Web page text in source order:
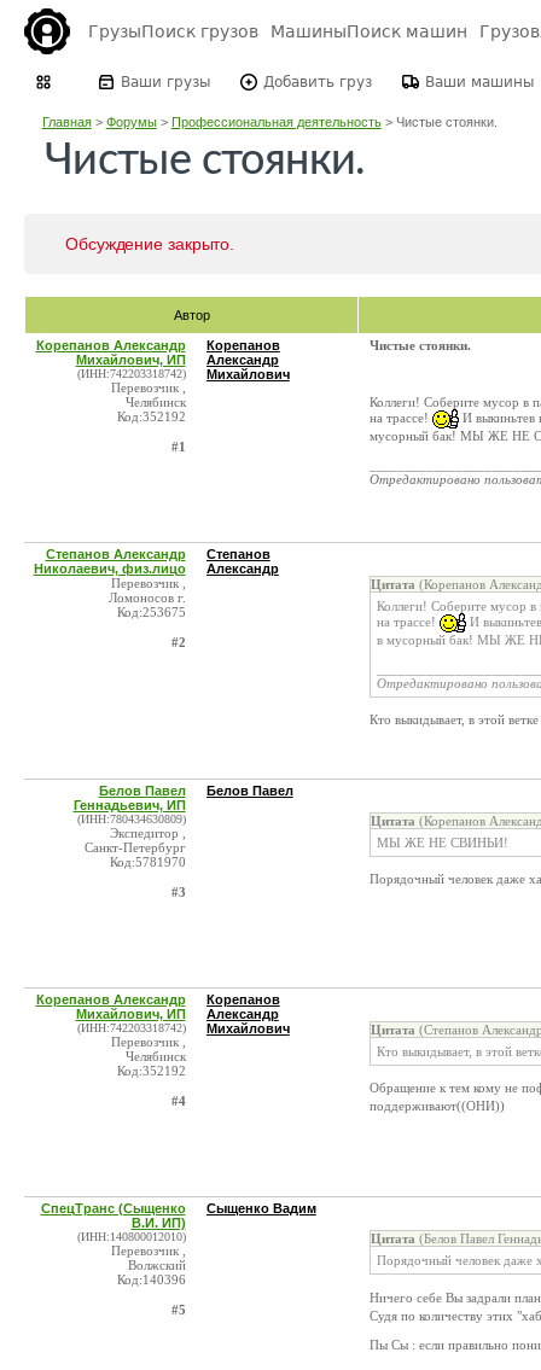
ГрузыПоиск грузов МашиныПоиск машин
Ваши грузы Добавить груз Ваши машины
Главная> Форумы> Профессиональная деятельность> Чистые стоянки.
Чистые стоянки.
Обсуждение закрыто.
Автор
Корепанов Александр
Михайлович, ИП
(ИНН:742203318742)
Перевозчик ,
Челябинск
Код:352192
#1
Корепанов
Александр
Михайлович
Чистые стоянки.
Коллеги! Соберите мусор в
на трассе!
И выкиньтев
мусорный бак! МЫ ЖЕ НЕ
Отредактировано
Степанов Александр
Николаевич, физ.лицо
Перевозчик ,
Ломоносов г.
Код:253675
#2
Степанов
Александр
Цитата (Корепанов
Коллеги! Соберите мусор
на трассе!
И
в мусорный бак! МЫ ЖЕ
Отредактировано
Кто выкидывает, в этой
Белов Павел
Геннадьевич, ИП
(ИНН:780434630809)
Экспедитор ,
Санкт-Петербург
Код:5781970
#3
Белов Павел
Цитата (Корепанов
МЫ ЖЕ НЕ СВИНЬИ!
Порядочный человек даже
Корепанов Александр
Михайлович, ИП
(ИНН:742203318742)
Перевозчик ,
Челябинск
Код:352192
#4
Корепанов
Александр
Михайлович
Цитата (Степанов
Кто выкидывает, в этой
Обращение к тем кому не
поддерживают((ОНИ))
СпецТранс (Сыщенко
В.И. ИП)
(ИНН:140800012010)
Перевозчик ,
Волжский
Код:140396
#5
Сыщенко Вадим
Цитата (Белов Павел
Порядочный человек даже
Ничего себе Вы задрали
Судя по количеству этих
Пы Сы : если правильно